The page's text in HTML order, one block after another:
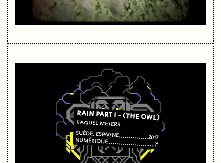
RAIN PART I - (THE OWL)
RAQUEL MEYERS
SUÈDE, ESPAGNE 2017
NUMÉRIQUE 2'